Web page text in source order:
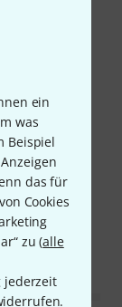
ein
was
Beispiel
das für
Cookies
zu (alle
jederzeit
als sehr
sauber
positiv